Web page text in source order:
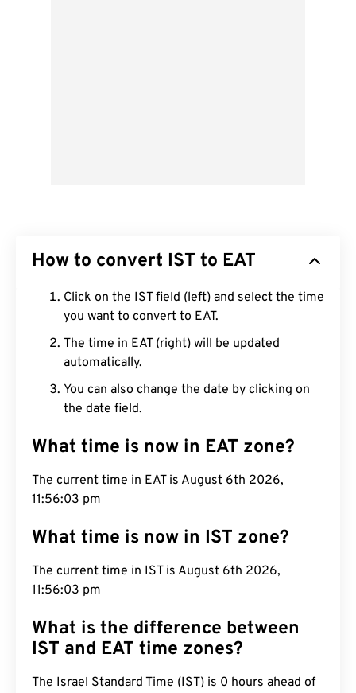
How to convert IST to EAT
Click on the IST field (left) and select the time
you want to convert to EAT.
The time in EAT (right) will be updated
automatically.
You can also change the date by clicking on
the date field.
What time is now in EAT zone?
The current time in EAT is August 6th 2026,
11:56:04 pm
What time is now in IST zone?
The current time in IST is August 6th 2026,
11:56:04 pm
What is the difference between
IST and EAT time zones?
The Israel Standard Time (IST) is 0 hours ahead of